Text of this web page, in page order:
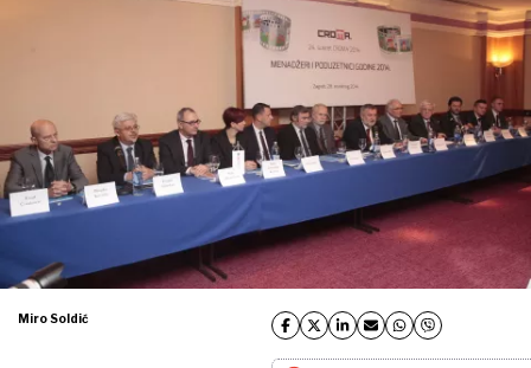
Miro Soldić